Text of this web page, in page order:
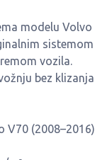
modelu Volvo
sistemom
vozila.
bez klizanja
V70 (2008–2016)